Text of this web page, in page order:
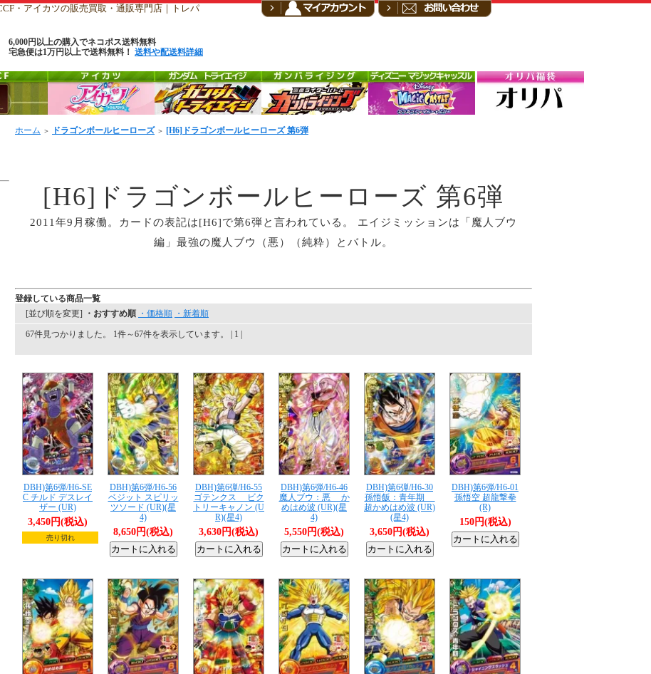
・アイカツの販売買取・通販専門店｜トレパ
6,000円以上の購入でネコポス送料無料
宅急便は1万円以上で送料無料！ 送料や配送料詳細
ホーム ＞ ドラゴンボールヒーローズ ＞ [H6]ドラゴンボールヒーローズ 第6弾
[H6]ドラゴンボールヒーローズ 第6弾
2011年9月稼働。カードの表記は[H6]で第6弾と言われている。 エイジミッションは「魔人ブウ
編」最強の魔人ブウ（悪）（純粋）とバトル。
登録している商品一覧
[並び順を変更]
・おすすめ順 ・価格順 ・新着順
67件見つかりました。 1件～67件を表示しています。 | 1 |
DBH)第6弾/H6-SE
C チルド デスレイ
ザー (UR)
3,450円(税込)
売り切れ
DBH)第6弾/H6-56
ベジット スピリッ
ツソード (UR)(星
4)
8,650円(税込)
DBH)第6弾/H6-55
ゴテンクス ビク
トリーキャノン (U
R)(星4)
3,630円(税込)
DBH)第6弾/H6-46
魔人ブウ：悪 か
めはめ波 (UR)(星
4)
5,550円(税込)
DBH)第6弾/H6-30
孫悟飯：青年期
超かめはめ波 (UR)
(星4)
3,650円(税込)
DBH)第6弾/H6-01
孫悟空 超龍撃拳
(R)
150円(税込)